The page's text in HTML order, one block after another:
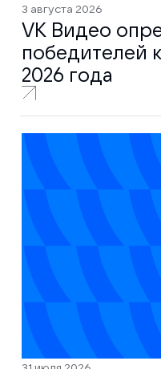
3 августа 2026
VK Видео
победителей
2026 года